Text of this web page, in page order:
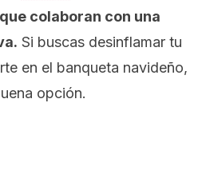
colaboran con una
Si buscas desinflamar tu
en el banqueta navideño,
opción.